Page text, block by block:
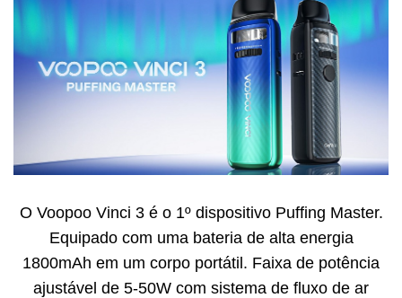
O Voopoo Vinci 3 é o 1º dispositivo Puffing Master.
Equipado com uma bateria de alta energia
1800mAh em um corpo portátil. Faixa de potência
ajustável de 5-50W com sistema de fluxo de ar